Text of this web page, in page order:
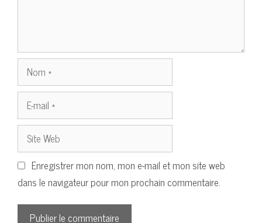
Nom
mail
Site
Web
Enregistrer mon nom, mon e-mail et mon site web
dans le navigateur pour mon prochain commentaire.